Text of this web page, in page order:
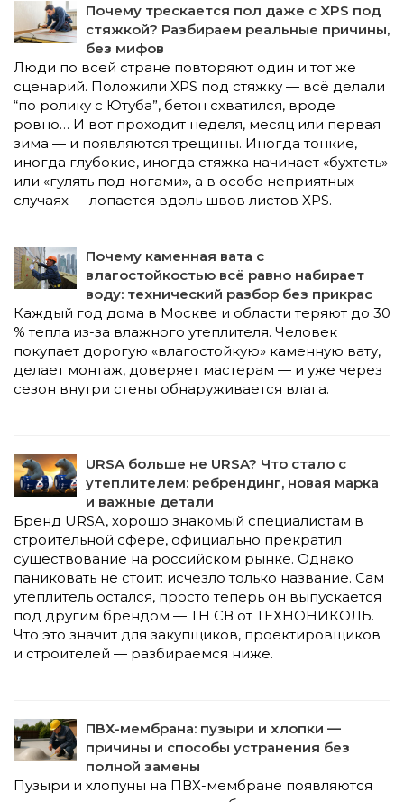
Почему трескается пол даже с XPS под
стяжкой? Разбираем реальные причины,
без мифов
Люди по всей стране повторяют один и тот же
сценарий. Положили XPS под стяжку — всё делали
“по ролику с Ютуба”, бетон схватился, вроде
ровно… И вот проходит неделя, месяц или первая
зима — и появляются трещины. Иногда тонкие,
иногда глубокие, иногда стяжка начинает «бухтеть»
или «гулять под ногами», а в особо неприятных
случаях — лопается вдоль швов листов XPS.
Почему каменная вата с
влагостойкостью всё равно набирает
воду: технический разбор без прикрас
Каждый год дома в Москве и области теряют до 30
% тепла из-за влажного утеплителя. Человек
покупает дорогую «влагостойкую» каменную вату,
делает монтаж, доверяет мастерам — и уже через
сезон внутри стены обнаруживается влага.
URSA больше не URSA? Что стало с
утеплителем: ребрендинг, новая марка
и важные детали
Бренд URSA, хорошо знакомый специалистам в
строительной сфере, официально прекратил
существование на российском рынке. Однако
паниковать не стоит: исчезло только название. Сам
утеплитель остался, просто теперь он выпускается
под другим брендом — ТН СВ от ТЕХНОНИКОЛЬ.
Что это значит для закупщиков, проектировщиков
и строителей — разбираемся ниже.
ПВХ-мембрана: пузыри и хлопки —
причины и способы устранения без
полной замены
Пузыри и хлопуны на ПВХ-мембране появляются